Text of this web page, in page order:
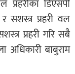
डिएसपी
सशस्त्र प्रहरी वल
प्रहरी गरि सबै
अधिकारी बाबुराम